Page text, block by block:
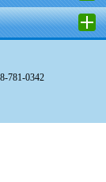
781-0342